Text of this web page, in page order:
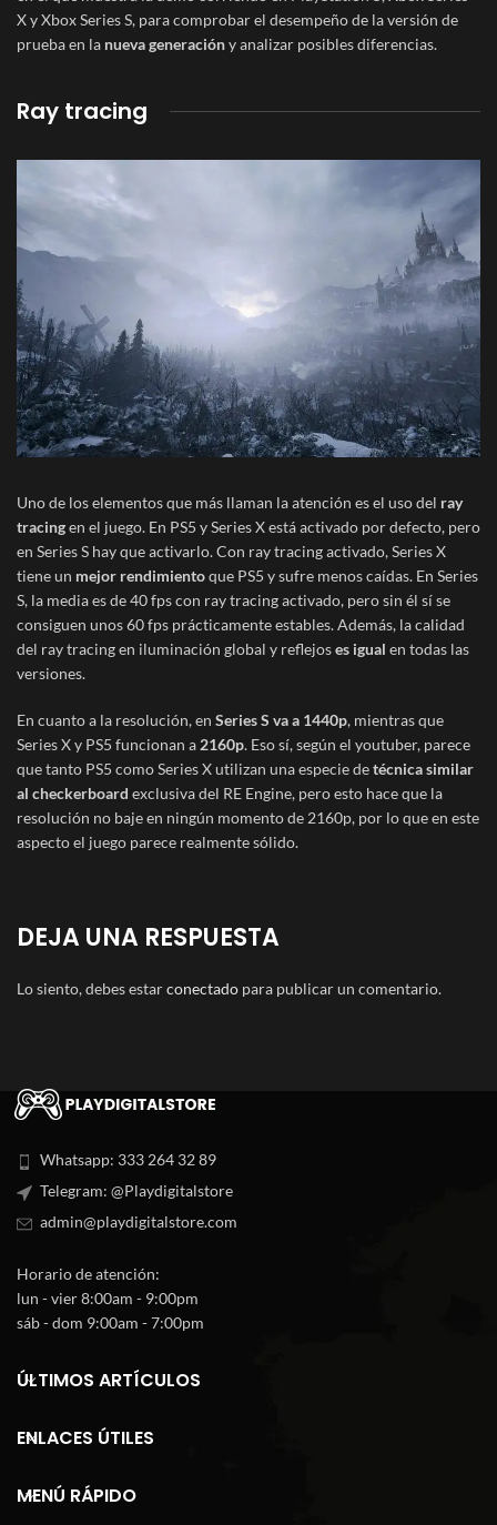
X y Xbox Series S, para comprobar el desempeño de la versión de
prueba en la nueva generacióny analizar posibles diferencias.
Ray tracing
Uno de los elementos que más llaman la atención es el uso del ray
tracingen el juego. En PS5 y Series X está activado por defecto, pero
en Series S hay que activarlo. Con ray tracing activado, Series X
tiene un mejor rendimientoque PS5 y sufre menos caídas. En Series
S, la media es de 40 fps con ray tracing activado, pero sin él sí se
consiguen unos 60 fps prácticamente estables. Además, la calidad
del ray tracing en iluminación global y reflejoses igual en todas las
versiones.
En cuanto a la resolución, en Series S va a 1440p, mientras que
Series X y PS5 funcionan a 2160p. Eso sí, según el youtuber, parece
que tanto PS5 como Series X utilizan una especie detécnica similar
al checkerboard exclusiva del RE Engine, pero esto hace que la
resolución no baje en ningún momento de 2160p, por lo que en este
aspecto el juego parece realmente sólido.
DEJA UNA RESPUESTA
Lo siento, debes estarconectado para publicar un comentario.
Whatsapp: 333 264 32 89
Telegram: @Playdigitalstore
admin@playdigitalstore.com
Horario de atención:
lun - vier 8:00am - 9:00pm
sáb - dom 9:00am - 7:00pm
ÚLTIMOS ARTÍCULOS
ENLACES ÚTILES
MENÚ RÁPIDO